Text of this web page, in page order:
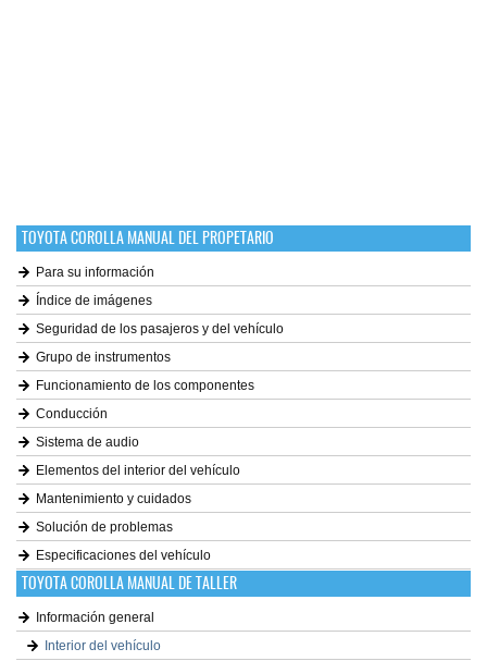
TOYOTA COROLLA MANUAL DEL PROPETARIO
Para su información
Índice de imágenes
Seguridad de los pasajeros y del vehículo
Grupo de instrumentos
Funcionamiento de los componentes
Conducción
Sistema de audio
Elementos del interior del vehículo
Mantenimiento y cuidados
Solución de problemas
Especificaciones del vehículo
TOYOTA COROLLA MANUAL DE TALLER
Información general
Interior del vehículo